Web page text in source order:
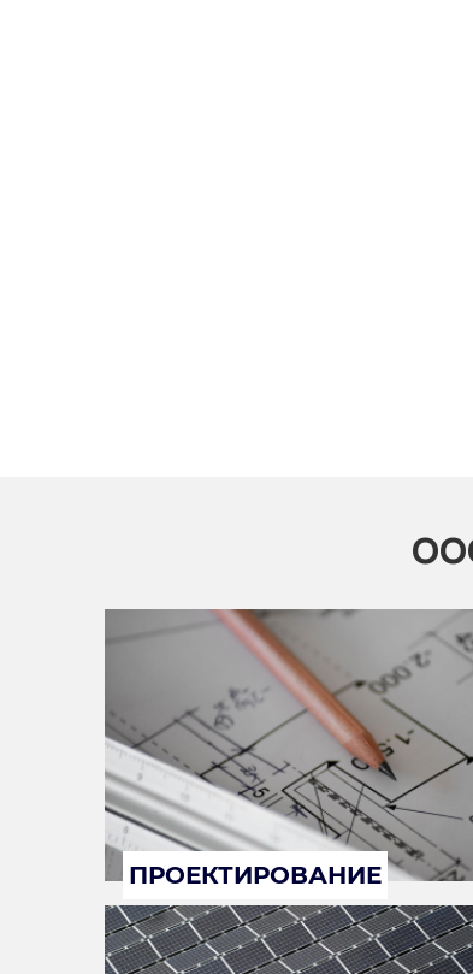
ПРОЕКТИРОВАНИЕ